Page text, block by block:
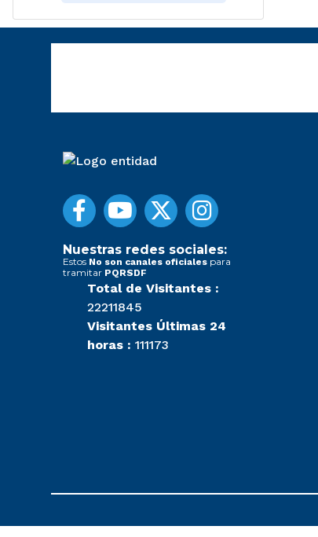
Nuestras redes sociales:
Estos No son canales oficiales para
tramitar PQRSDF
Total de Visitantes :
22211845
Visitantes Últimas 24
horas : 111173